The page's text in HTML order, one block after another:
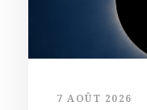
7 AOÛT 2026